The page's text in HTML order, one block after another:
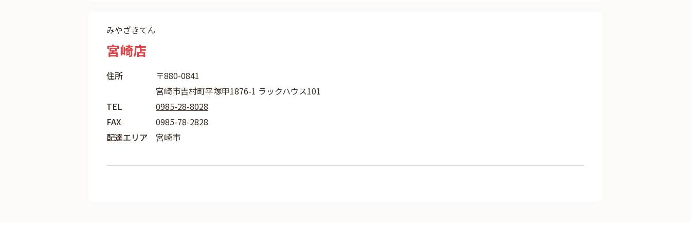
みやざきてん
宮崎店
住所
〒880-0841
宮崎市吉村町平塚甲1876-1 ラックハウス101
TEL
0985-28-8028
FAX
0985-78-2828
配達エリア
宮崎市